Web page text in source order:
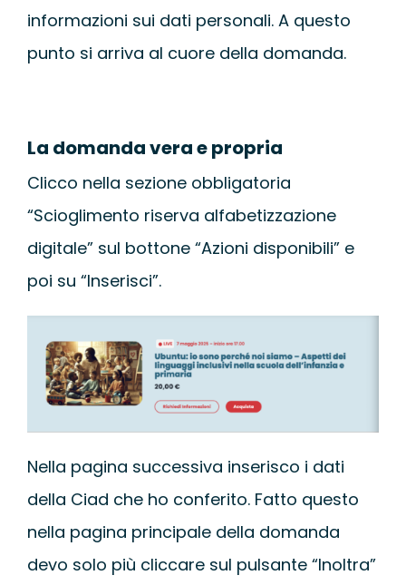
informazioni sui dati personali. A questo
punto si arriva al cuore della domanda.
La domanda vera e propria
Clicco nella sezione obbligatoria
“Scioglimento riserva alfabetizzazione
digitale” sul bottone “Azioni disponibili” e
poi su “Inserisci”.
Nella pagina successiva inserisco i dati
della Ciad che ho conferito. Fatto questo
nella pagina principale della domanda
devo solo più cliccare sul pulsante “Inoltra”